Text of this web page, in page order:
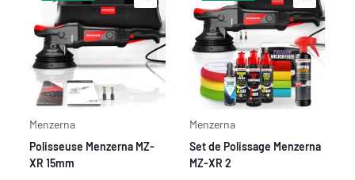
Menzerna
Polisseuse Menzerna MZ-
XR 15mm
Menzerna
Set de Polissage Menzerna
MZ-XR 2